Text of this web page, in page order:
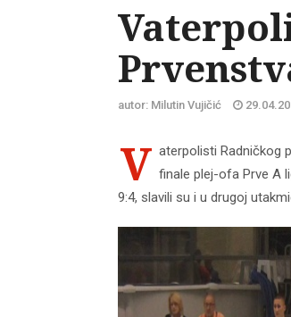
autor: Milutin Vujičić
V aterpolisti Radničkog
finale plej-ofa Prve A
9:4, slavili su i u drugoj